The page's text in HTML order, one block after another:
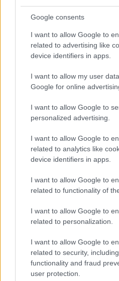
Google consents
I want to allow Google to
related to advertising like
device identifiers in apps.
I want to allow my user
Google for online
I want to allow Google to
personalized advertising.
I want to allow Google to
related to analytics like
device identifiers in apps.
I want to allow Google to
related to functionality of
I want to allow Google to
related to personalization.
I want to allow Google to
related to security,
functionality and fraud
user protection.
hírek szerinta napokban
értelmezések szerint
lépéssel élt az orosz
Válasz az Országos
Hivatal
•2018. július 13.